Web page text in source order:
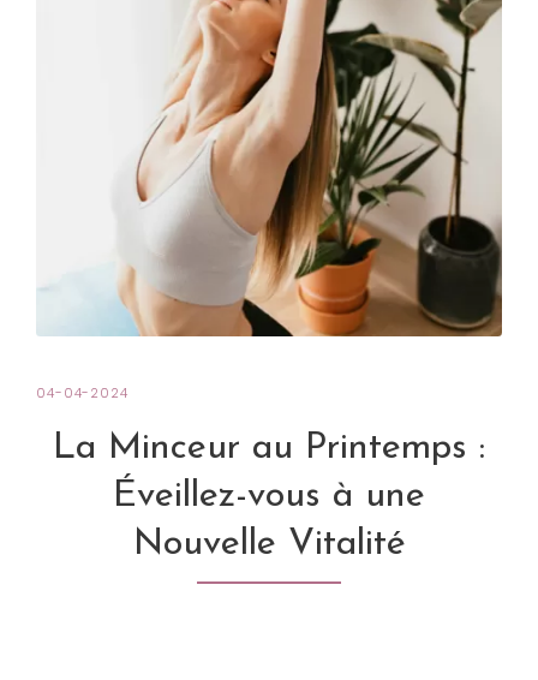
04-04-2024
La Minceur au Printemps :
Éveillez-vous à une
Nouvelle Vitalité